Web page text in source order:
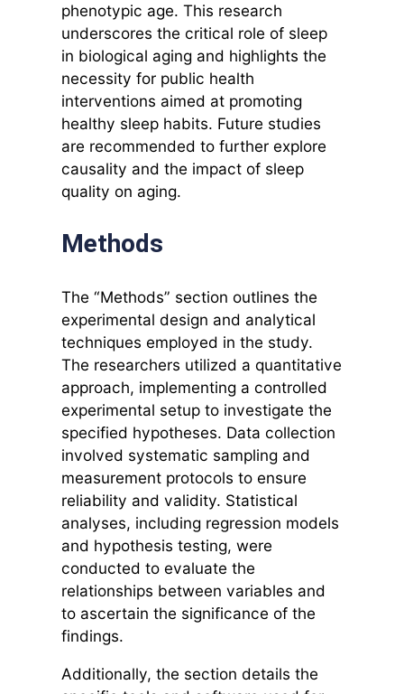
phenotypic age. This research
underscores the critical role of sleep
in biological aging and highlights the
necessity for public health
interventions aimed at promoting
healthy sleep habits. Future studies
are recommended to further explore
causality and the impact of sleep
quality on aging.
Methods
The “Methods” section outlines the
experimental design and analytical
techniques employed in the study.
The researchers utilized a quantitative
approach, implementing a controlled
experimental setup to investigate the
specified hypotheses. Data collection
involved systematic sampling and
measurement protocols to ensure
reliability and validity. Statistical
analyses, including regression models
and hypothesis testing, were
conducted to evaluate the
relationships between variables and
to ascertain the significance of the
findings.
Additionally, the section details the